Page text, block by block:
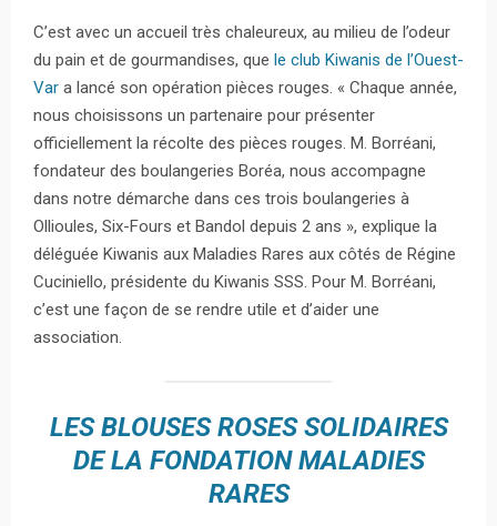
C’est avec un accueil très chaleureux, au milieu de l’odeur
du pain et de gourmandises, que le club Kiwanis de l’Ouest-
Var a lancé son opération pièces rouges. « Chaque année,
nous choisissons un partenaire pour présenter
officiellement la récolte des pièces rouges. M. Borréani,
fondateur des boulangeries Boréa, nous accompagne
dans notre démarche dans ces trois boulangeries à
Ollioules, Six-Fours et Bandol depuis 2 ans », explique la
déléguée Kiwanis aux Maladies Rares aux côtés de Régine
Cuciniello, présidente du Kiwanis SSS. Pour M. Borréani,
c’est une façon de se rendre utile et d’aider une
association.
LES BLOUSES ROSES SOLIDAIRES
DE LA FONDATION MALADIES
RARES